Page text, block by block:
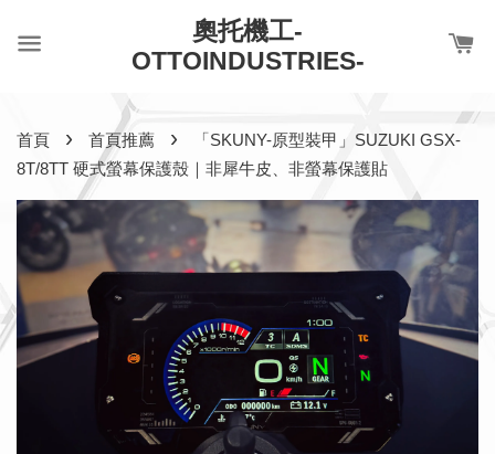
奧托機工-
OTTOINDUSTRIES-
首頁 › 首頁推薦 ›
「SKUNY-原型裝甲」SUZUKI GSX-
8T/8TT 硬式螢幕保護殼｜非犀牛皮、非螢幕保護貼